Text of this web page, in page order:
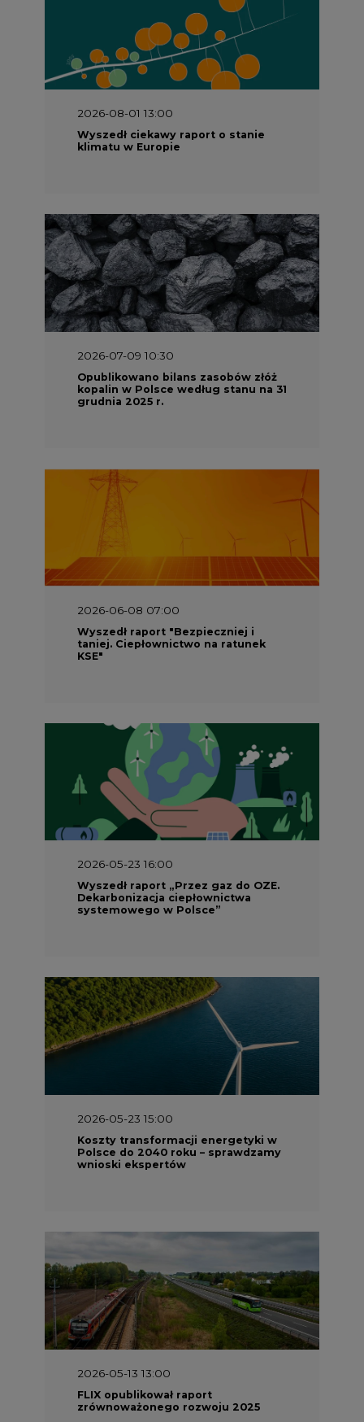
2026-08-01 13:00
Wyszedł ciekawy raport o stanie
klimatu w Europie
2026-07-09 10:30
Opublikowano bilans zasobów złóż
kopalin w Polsce według stanu na 31
grudnia 2025 r.
2026-06-08 07:00
Wyszedł raport "Bezpieczniej i
taniej. Ciepłownictwo na ratunek
KSE"
2026-05-23 16:00
Wyszedł raport „Przez gaz do OZE.
Dekarbonizacja ciepłownictwa
systemowego w Polsce”
2026-05-23 15:00
Koszty transformacji energetyki w
Polsce do 2040 roku – sprawdzamy
wnioski ekspertów
2026-05-13 13:00
FLIX opublikował raport
zrównoważonego rozwoju 2025